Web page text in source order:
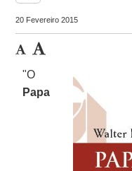
20 Fevereiro 2015
"O
Papa